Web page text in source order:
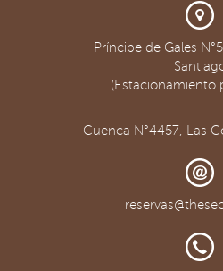
Príncipe de Gales
(Estacionamiento
Cuenca N°4457, Las